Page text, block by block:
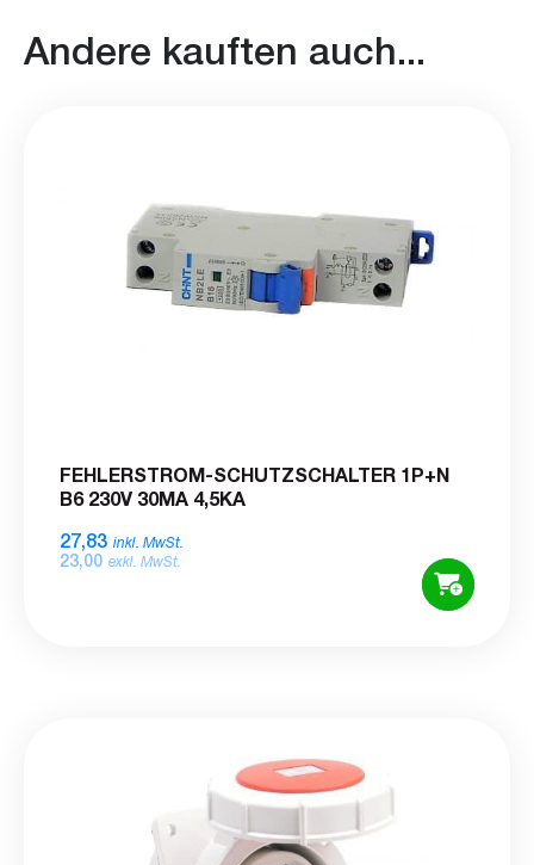
Andere kauften auch...
FEHLERSTROM-SCHUTZSCHALTER 1P+N
B6 230V 30MA 4,5KA
27,83 inkl. MwSt.
23,00 exkl. MwSt.